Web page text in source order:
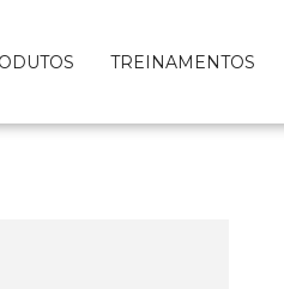
TREINAMENTOS